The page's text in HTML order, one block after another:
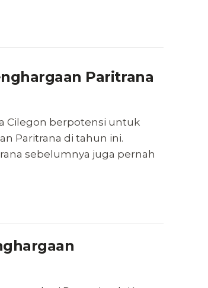
Paritrana
Cilegon berpotensi untuk
Paritrana di tahun ini.
sebelumnya juga pernah